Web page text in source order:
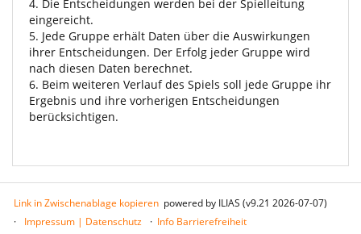
4. Die Entscheidungen werden bei der Spielleitung
eingereicht.
5. Jede Gruppe erhält Daten über die Auswirkungen
ihrer Entscheidungen. Der Erfolg jeder Gruppe wird
nach diesen Daten berechnet.
6. Beim weiteren Verlauf des Spiels soll jede Gruppe ihr
Ergebnis und ihre vorherigen Entscheidungen
berücksichtigen.
Link in Zwischenablage kopieren powered by ILIAS (v9.21 2026-07-07)
Impressum | Datenschutz
Info Barrierefreiheit